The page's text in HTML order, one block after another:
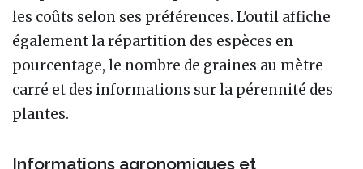
les coûts selon ses préférences. L'outil affiche
également la répartition des espèces en
pourcentage, le nombre de graines au mètre
carré et des informations sur la pérennité des
plantes.
Informations agronomiques et